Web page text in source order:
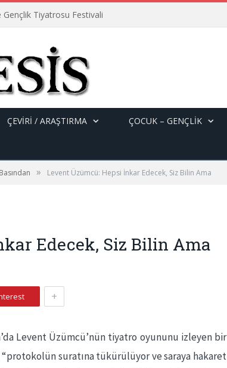
Gençlik Tiyatrosu Festivali
ÇEVİRİ / ARAŞTIRMA ÇOCUK – GENÇLIK
Basından » Levent Üzümcü: Hepsi İnkar Edecek, Siz Bilin Ama
Edecek, Siz Bilin Ama
+
Levent Üzümcü’nün tiyatro oyununu izleyen bir
suratına tükürülüyor ve saraya hakaret